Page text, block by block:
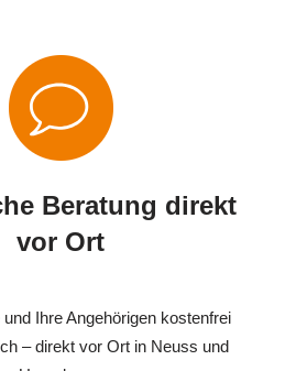
Beratung direkt
vor Ort
Ihre Angehörigen kostenfrei
– direkt vor Ort in Neuss und